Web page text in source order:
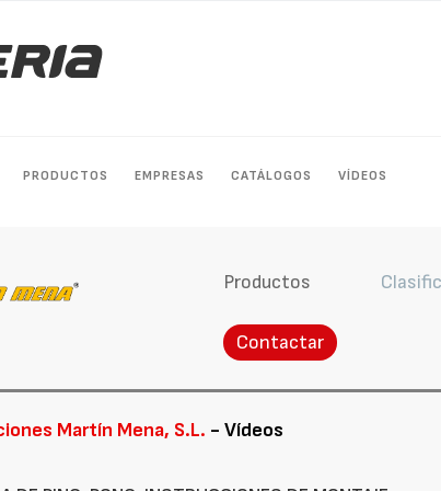
PRODUCTOS EMPRESAS CATÁLOGOS VÍDEOS
Productos
Contactar
Martín Mena, S.L. - Vídeos